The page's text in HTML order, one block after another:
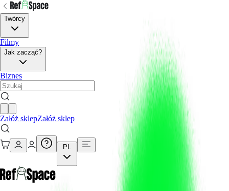
Twórcy
Filmy
Jak zacząć?
Biznes
Załóż sklepZałóż sklep
PL